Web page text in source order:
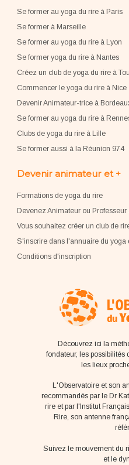
Se former au yoga du rire à Paris
Se former à Marseille
Se former au yoga du rire à Lyon
Se former yoga du rire à Nantes
Créez un club de yoga du rire à
Commencer le yoga du rire à Nice
Devenir Animateur-trice à
Se former au yoga du rire à
Clubs de yoga du rire à Lille
Se former aussi à la Réunion 974
Devenir animateur et +
Formations de yoga du rire
Devenez Animateur ou
Vous souhaitez créer un club de
S'inscrire dans l'annuaire du yoga
Conditions d'inscription
Découvrez ici la
fondateur, les possibilités
les lieux
L'Observatoire et son
recommandés par le Dr
rire et par l'Institut
Rire, son antenne
Suivez le mouvement du
et le